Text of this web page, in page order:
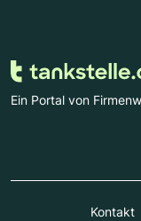
Ein Portal von
Kontakt